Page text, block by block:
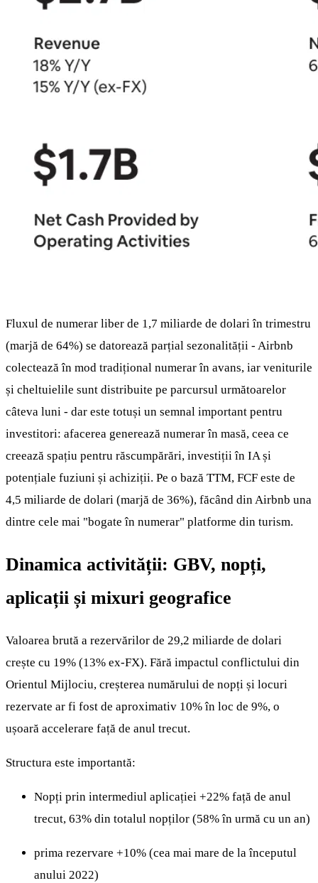
Fluxul de numerar liber de 1,7 miliarde de dolari în trimestru
(marjă de 64%) se datorează parțial sezonalității - Airbnb
colectează în mod tradițional numerar în avans, iar veniturile
și cheltuielile sunt distribuite pe parcursul următoarelor
câteva luni - dar este totuși un semnal important pentru
investitori: afacerea generează numerar în masă, ceea ce
creează spațiu pentru răscumpărări, investiții în IA și
potențiale fuziuni și achiziții. Pe o bază TTM, FCF este de
4,5 miliarde de dolari (marjă de 36%), făcând din Airbnb una
dintre cele mai "bogate în numerar" platforme din turism.
Dinamica activității: GBV, nopți,
aplicații și mixuri geografice
Valoarea brută a rezervărilor de 29,2 miliarde de dolari
crește cu 19% (13% ex-FX). Fără impactul conflictului din
Orientul Mijlociu, creșterea numărului de nopți și locuri
rezervate ar fi fost de aproximativ 10% în loc de 9%, o
ușoară accelerare față de anul trecut.
Structura este importantă:
Nopți prin intermediul aplicației +22% față de anul
trecut, 63% din totalul nopților (58% în urmă cu un an)
prima rezervare +10% (cea mai mare de la începutul
anului 2022)